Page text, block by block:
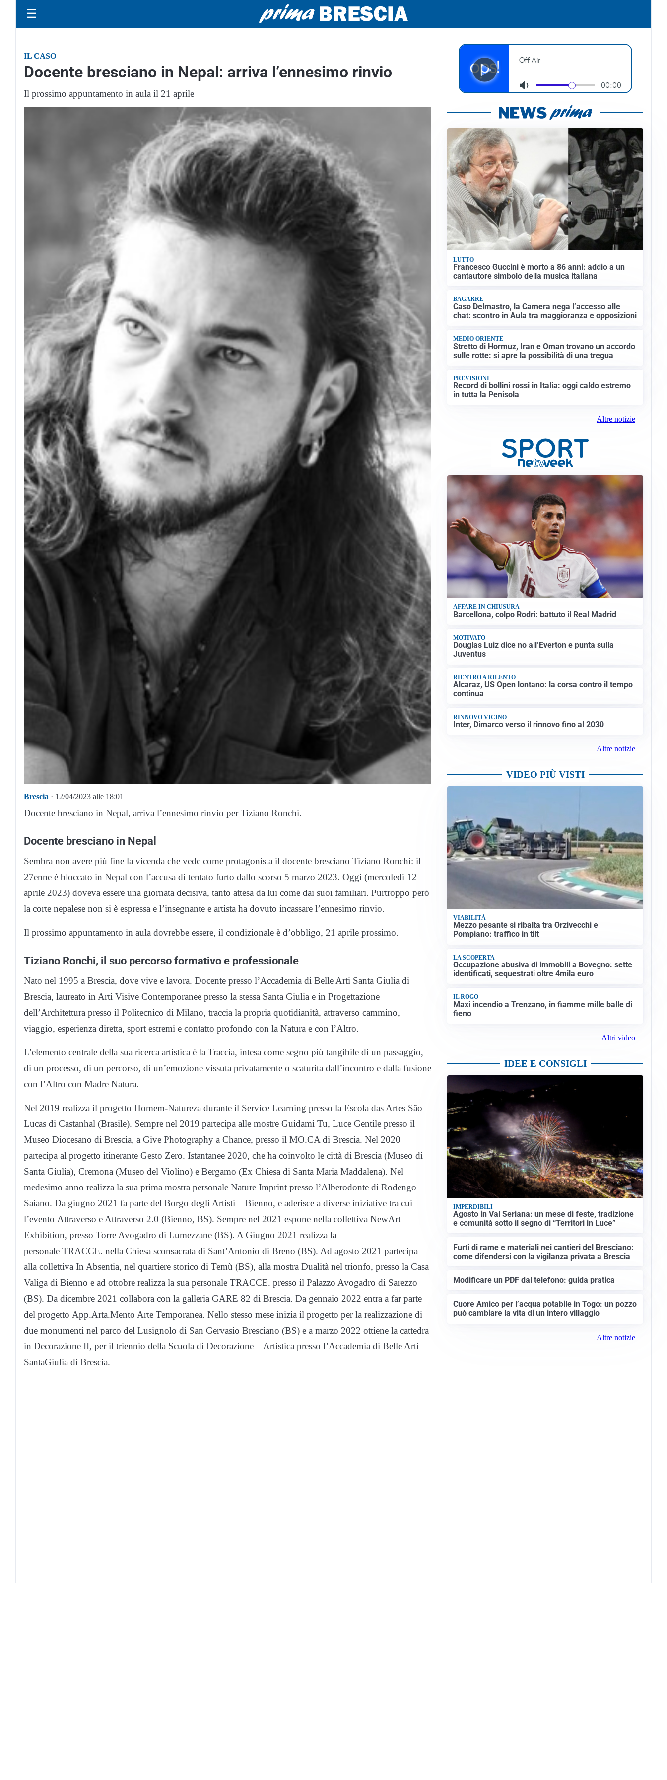
☰
IL CASO
Docente bresciano in Nepal: arriva l’ennesimo rinvio
Il prossimo appuntamento in aula il 21 aprile
Brescia · 12/04/2023 alle 18:01
Docente bresciano in Nepal, arriva l’ennesimo rinvio per Tiziano Ronchi.
Docente bresciano in Nepal
Sembra non avere più fine la vicenda che vede come protagonista il docente bresciano Tiziano Ronchi: il
27enne è bloccato in Nepal con l’accusa di tentato furto dallo scorso 5 marzo 2023. Oggi (mercoledì 12
aprile 2023) doveva essere una giornata decisiva, tanto attesa da lui come dai suoi familiari. Purtroppo però
la corte nepalese non si è espressa e l’insegnante e artista ha dovuto incassare l’ennesimo rinvio.
Il prossimo appuntamento in aula dovrebbe essere, il condizionale è d’obbligo, 21 aprile prossimo.
Tiziano Ronchi, il suo percorso formativo e professionale
Nato nel 1995 a Brescia, dove vive e lavora. Docente presso l’Accademia di Belle Arti Santa Giulia di
Brescia, laureato in Arti Visive Contemporanee presso la stessa Santa Giulia e in Progettazione
dell’Architettura presso il Politecnico di Milano, traccia la propria quotidianità, attraverso cammino,
viaggio, esperienza diretta, sport estremi e contatto profondo con la Natura e con l’Altro.
L’elemento centrale della sua ricerca artistica è la Traccia, intesa come segno più tangibile di un passaggio,
di un processo, di un percorso, di un’emozione vissuta privatamente o scaturita dall’incontro e dalla fusione
con l’Altro con Madre Natura.
Nel 2019 realizza il progetto Homem-Natureza durante il Service Learning presso la Escola das Artes São
Lucas di Castanhal (Brasile). Sempre nel 2019 partecipa alle mostre Guidami Tu, Luce Gentile presso il
Museo Diocesano di Brescia, a Give Photography a Chance, presso il MO.CA di Brescia. Nel 2020
partecipa al progetto itinerante Gesto Zero. Istantanee 2020, che ha coinvolto le città di Brescia (Museo di
Santa Giulia), Cremona (Museo del Violino) e Bergamo (Ex Chiesa di Santa Maria Maddalena). Nel
medesimo anno realizza la sua prima mostra personale Nature Imprint presso l’Alberodonte di Rodengo
Saiano. Da giugno 2021 fa parte del Borgo degli Artisti – Bienno, e aderisce a diverse iniziative tra cui
l’evento Attraverso e Attraverso 2.0 (Bienno, BS). Sempre nel 2021 espone nella collettiva NewArt
Exhibition, presso Torre Avogadro di Lumezzane (BS). A Giugno 2021 realizza la
personale TRACCE. nella Chiesa sconsacrata di Sant’Antonio di Breno (BS). Ad agosto 2021 partecipa
alla collettiva In Absentia, nel quartiere storico di Temù (BS), alla mostra Dualità nel trionfo, presso la Casa
Valiga di Bienno e ad ottobre realizza la sua personale TRACCE. presso il Palazzo Avogadro di Sarezzo
(BS). Da dicembre 2021 collabora con la galleria GARE 82 di Brescia. Da gennaio 2022 entra a far parte
del progetto App.Arta.Mento Arte Temporanea. Nello stesso mese inizia il progetto per la realizzazione di
due monumenti nel parco del Lusignolo di San Gervasio Bresciano (BS) e a marzo 2022 ottiene la cattedra
in Decorazione II, per il triennio della Scuola di Decorazione – Artistica presso l’Accademia di Belle Arti
SantaGiulia di Brescia.
LUTTO
Francesco Guccini è morto a 86 anni: addio a un
cantautore simbolo della musica italiana
BAGARRE
Caso Delmastro, la Camera nega l’accesso alle
chat: scontro in Aula tra maggioranza e opposizioni
MEDIO ORIENTE
Stretto di Hormuz, Iran e Oman trovano un accordo
sulle rotte: si apre la possibilità di una tregua
PREVISIONI
Record di bollini rossi in Italia: oggi caldo estremo
in tutta la Penisola
Altre notizie
AFFARE IN CHIUSURA
Barcellona, colpo Rodri: battuto il Real Madrid
MOTIVATO
Douglas Luiz dice no all’Everton e punta sulla
Juventus
RIENTRO A RILENTO
Alcaraz, US Open lontano: la corsa contro il tempo
continua
RINNOVO VICINO
Inter, Dimarco verso il rinnovo fino al 2030
Altre notizie
VIDEO PIÙ VISTI
VIABILITÀ
Mezzo pesante si ribalta tra Orzivecchi e
Pompiano: traffico in tilt
LA SCOPERTA
Occupazione abusiva di immobili a Bovegno: sette
identificati, sequestrati oltre 4mila euro
IL ROGO
Maxi incendio a Trenzano, in fiamme mille balle di
fieno
Altri video
IDEE E CONSIGLI
IMPERDIBILI
Agosto in Val Seriana: un mese di feste, tradizione
e comunità sotto il segno di “Territori in Luce”
Furti di rame e materiali nei cantieri del Bresciano:
come difendersi con la vigilanza privata a Brescia
Modificare un PDF dal telefono: guida pratica
Cuore Amico per l’acqua potabile in Togo: un pozzo
può cambiare la vita di un intero villaggio
Altre notizie